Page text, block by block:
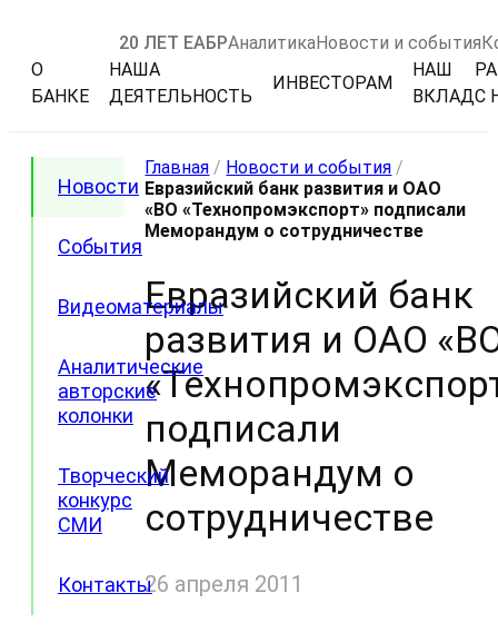
20 ЛЕТ ЕАБРАналитикаНовости и события
О
БАНКЕ
НАША
ДЕЯТЕЛЬНОСТЬ
ИНВЕСТОРАМ
НАШ
ВКЛАДС
Новости
События
Видеоматериалы
Аналитические
авторские
колонки
Творческий
конкурс
СМИ
Контакты
Главная / Новости и события /
Евразийский банк развития и ОАО
«ВО «Технопромэкспорт» подписали
Меморандум о сотрудничестве
Евразийский банк
развития и ОАО
подписали
Меморандум о
сотрудничестве
26 апреля 2011